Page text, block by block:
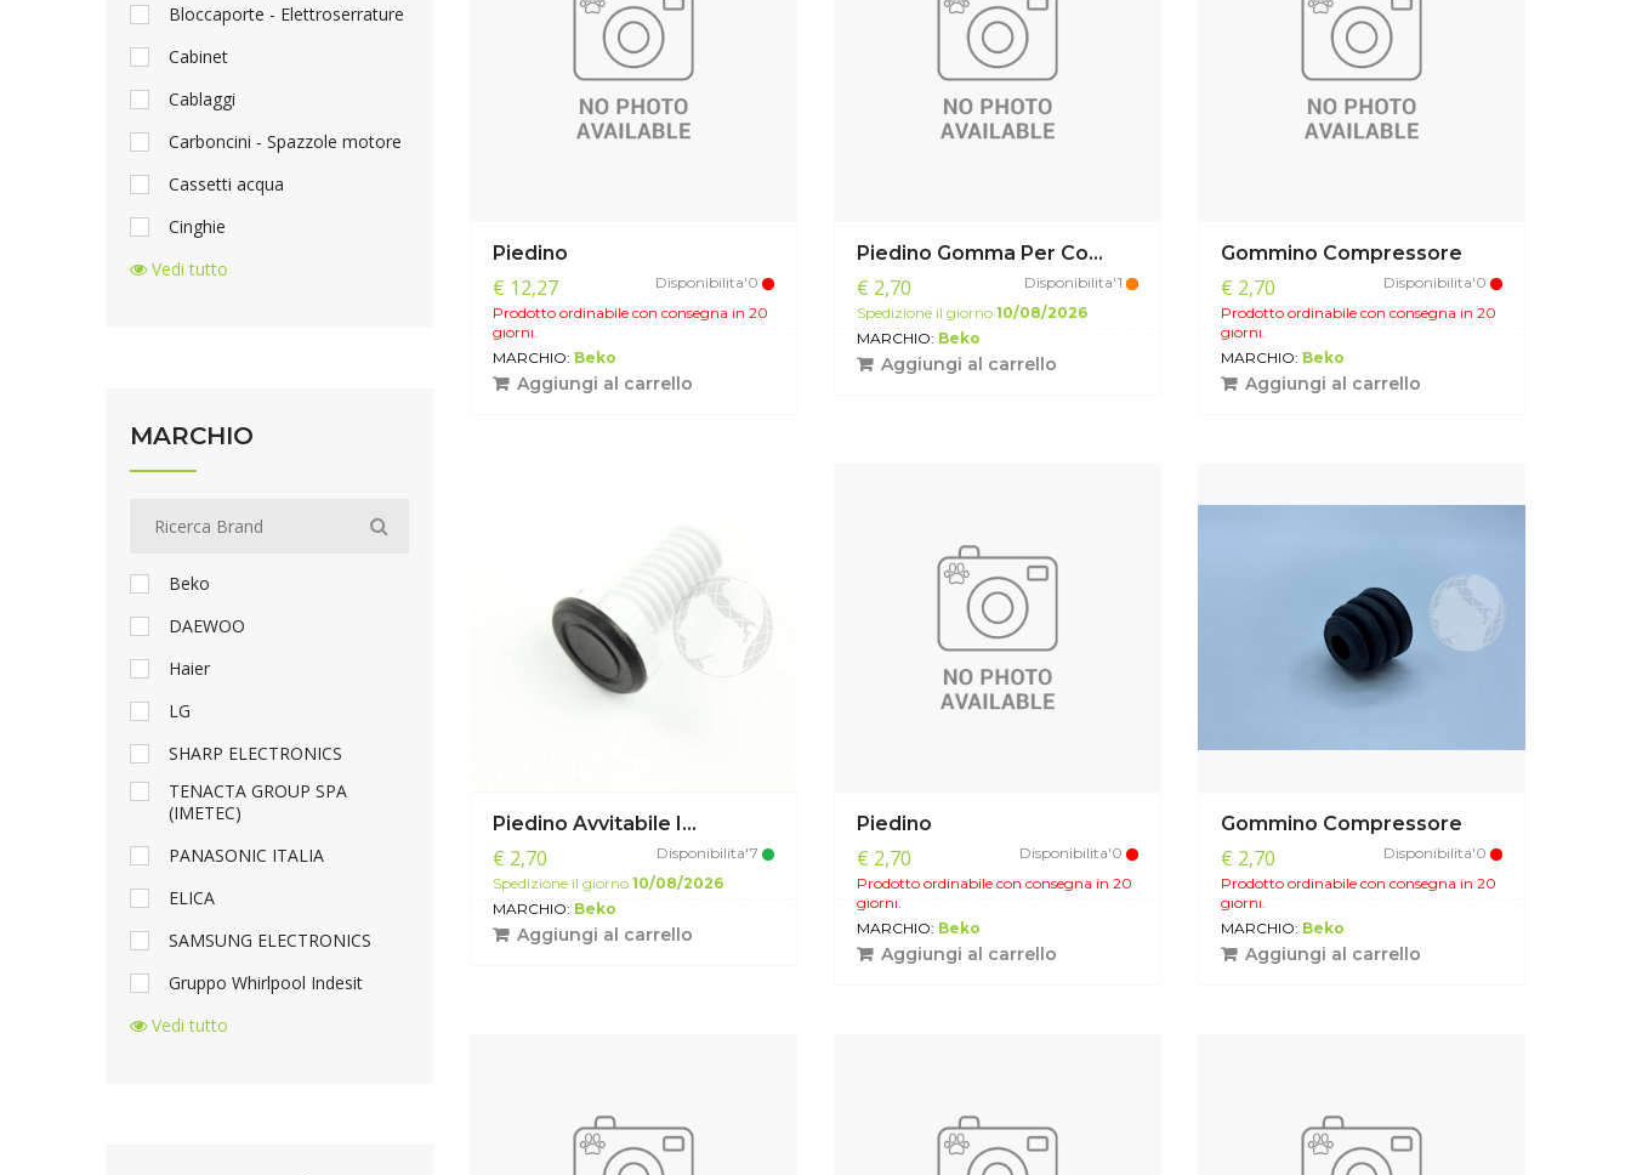
Piedino
€ 12,27
Disponibilita'0
Prodotto ordinabile con consegna in 20
giorni.
MARCHIO: Beko
Aggiungi al carrello
Piedino Gomma Per Co...
€ 2,70
Disponibilita'1
Spedizione il giorno 10/08/2026
MARCHIO: Beko
Aggiungi al carrello
Gommino Compressore
€ 2,70
Disponibilita'0
Prodotto ordinabile con consegna in 20
giorni.
MARCHIO: Beko
Aggiungi al carrello
Piedino Avvitabile I...
€ 2,70
Disponibilita'7
Spedizione il giorno 10/08/2026
MARCHIO: Beko
Aggiungi al carrello
Piedino
€ 2,70
Disponibilita'0
Prodotto ordinabile con consegna in 20
giorni.
MARCHIO: Beko
Aggiungi al carrello
Gommino Compressore
€ 2,70
Disponibilita'0
Prodotto ordinabile con consegna in 20
giorni.
MARCHIO: Beko
Aggiungi al carrello
Bloccaporte - Elettroserrature
Cabinet
Cablaggi
Carboncini - Spazzole motore
Cassetti acqua
Cinghie
Vedi tutto
MARCHIO
Beko
DAEWOO
Haier
LG
SHARP ELECTRONICS
TENACTA GROUP SPA
(IMETEC)
PANASONIC ITALIA
ELICA
SAMSUNG ELECTRONICS
Gruppo Whirlpool Indesit
Vedi tutto